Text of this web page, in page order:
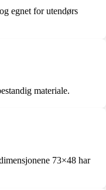
egnet for utendørs
materiale.
73×48 har